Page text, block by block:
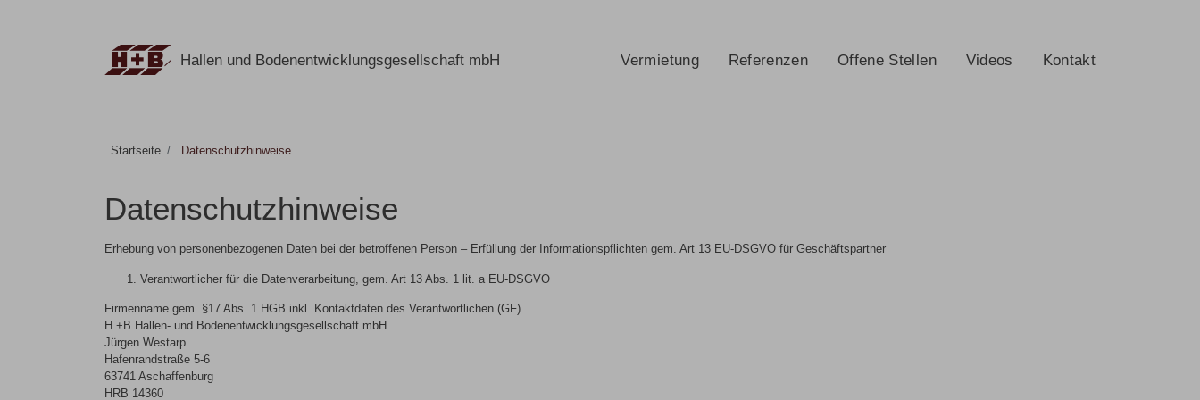
Hallen und Bodenentwicklungsgesellschaft mbH Vermietung Referenzen Offene Stellen Videos Kontakt
Startseite Datenschutzhinweise
Datenschutzhinweise
Erhebung von personenbezogenen Daten bei der betroffenen Person – Erfüllung der Informationspflichten gem. Art 13 EU-DSGVO für Geschäftspartner
Verantwortlicher für die Datenverarbeitung, gem. Art 13 Abs. 1 lit. a EU-DSGVO
Firmenname gem. §17 Abs. 1 HGB inkl. Kontaktdaten des Verantwortlichen (GF)
H +B Hallen- und Bodenentwicklungsgesellschaft mbH
Jürgen Westarp
Hafenrandstraße 5-6
63741 Aschaffenburg
HRB 14360